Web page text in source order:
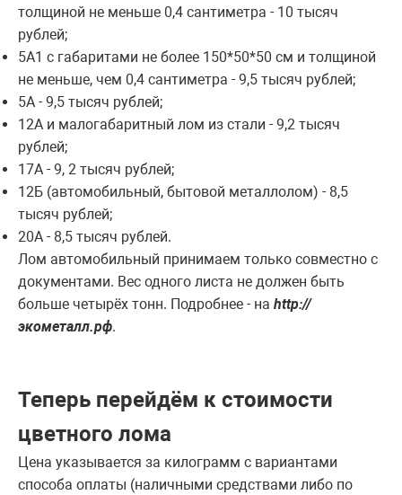
толщиной не меньше 0,4 сантиметра - 10 тысяч
рублей;
5А1 с габаритами не более 150*50*50 см и толщиной
не меньше, чем 0,4 сантиметра - 9,5 тысяч рублей;
5А - 9,5 тысяч рублей;
12А и малогабаритный лом из стали - 9,2 тысяч
рублей;
17А - 9, 2 тысяч рублей;
12Б (автомобильный, бытовой металлолом) - 8,5
тысяч рублей;
20А - 8,5 тысяч рублей.
Лом автомобильный принимаем только совместно с
документами. Вес одного листа не должен быть
больше четырёх тонн. Подробнее - на http://
экометалл.рф.
Теперь перейдём к стоимости
цветного лома
Цена указывается за килограмм с вариантами
способа оплаты (наличными средствами либо по